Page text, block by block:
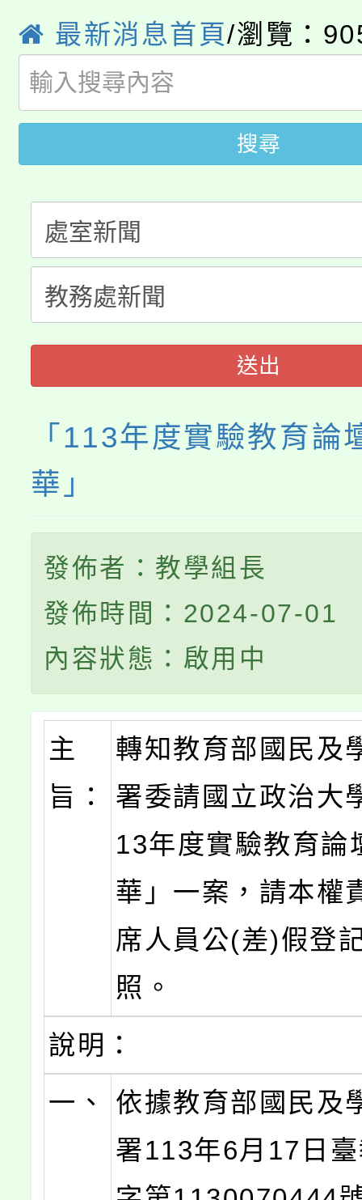
徵才活動。
YOUNG桃局內行報名
局官網。
8月14至27日，桃園電
開!
115年桃園市運動會8/
田徑場及游泳池舉行。
桃園市低收入戶享有免
半價優惠，詳情可洽有
者。
份教師增能研習
大溪自造教育及科技中
份教師研習
淨零綠生活教案入校路
會
最新消息首頁/瀏覽：
搜尋
送出
「113年度實驗教育論
華」
發佈者：教學組長
發佈時間：2024-07-01
內容狀態：啟用中
主
旨：
轉知教育部國民及
署委請國立政治大
13年度實驗教育論
華」一案，請本權
席人員公(差)假登
照。
說明：
一、
依據教育部國民及
署113年6月17日